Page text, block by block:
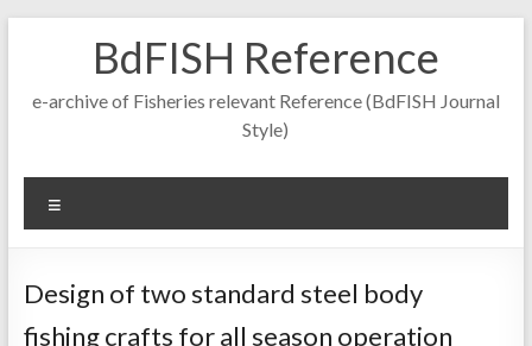
BdFISH Reference
e-archive of Fisheries relevant Reference (BdFISH Journal
Style)
Design of two standard steel body
fishing crafts for all season operation